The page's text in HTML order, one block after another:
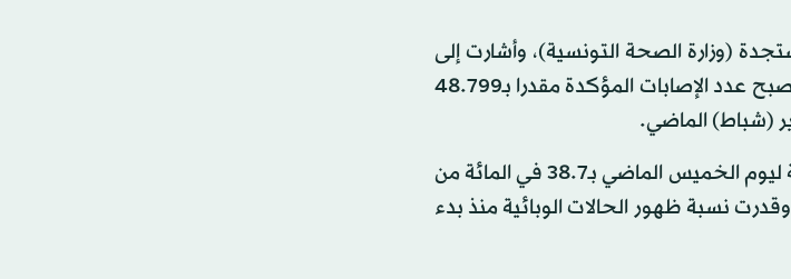
(وزارة الصحة التونسية)، وأشارت إلى
أن تونس سجلت 1585 إصابة جديدة بكورونا يوم 22 أكتوبر (تشرين الأول) الحالي ليصبح عدد الإصابات المؤكدة مقدرا بـ48.799
وبلغت نسبة الوفيات 6.91 لكل 100 ألف ساكن، فيما قدرت نسبة التحاليل الإيجابية ليوم الخميس الماضي بـ38.7 في المائة من
نسبة تحاليل إيجابية إجمالية تساوي 15.3 في المائة. وقدرت نسبة ظهور الحالات الوبائية منذ بدء